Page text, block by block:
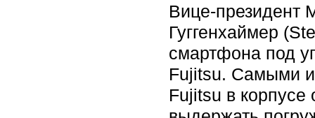
Вице-президент
Гуггенхаймер
смартфона под
Fujitsu. Самыми
Fujitsu в корпусе